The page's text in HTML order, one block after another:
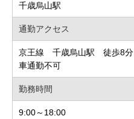
千歳烏山駅
通勤アクセス
京王線 千歳烏山駅 徒歩8分
車通勤不可
勤務時間
9:00～18:00